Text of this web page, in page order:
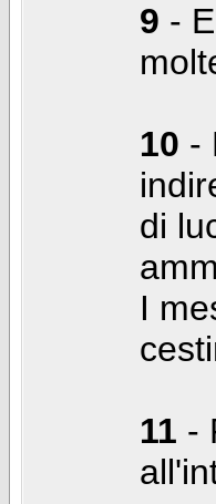
9 -
10 -
di
I
11 -